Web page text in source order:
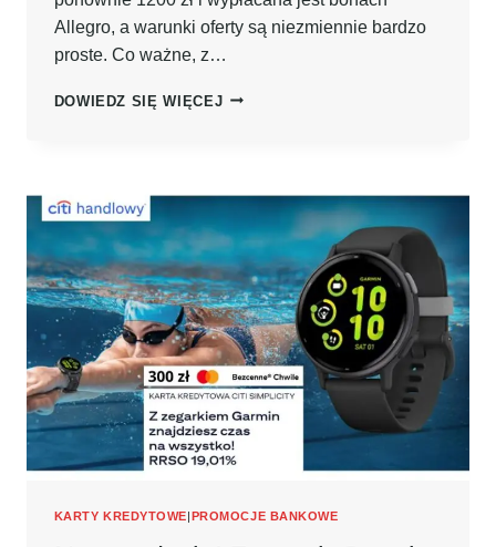
Allegro, a warunki oferty są niezmiennie bardzo
proste. Co ważne, z…
DOWIEDZ SIĘ WIĘCEJNOWE
W
BONACH
ALLEGRO
PO
ZAŁOŻENIU
KARTY
KREDYTOWEJ
CITIBANK
+
700
ZŁ
PO
OTWARCIU
KONTA
KARTY KREDYTOWE PROMOCJE BANKOWE